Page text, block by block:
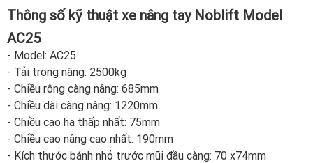
Thông số kỹ thuật xe nâng tay Noblift Model
AC25
- Model: AC25
- Tải trọng nâng: 2500kg
- Chiều rộng càng nâng: 685mm
- Chiều dài càng nâng: 1220mm
- Chiều cao hạ thấp nhất: 75mm
- Chiều cao nâng cao nhất: 190mm
- Kích thước bánh nhỏ trước mũi đầu càng: 70 x74mm